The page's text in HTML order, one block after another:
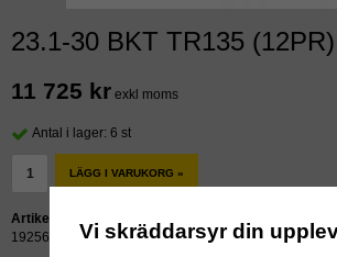
23.1-30 BKT TR135 (12PR)
11 725 kr exkl moms
Antal i lager: 6 st
LÄGG I VARUKORG »
Artikelnummer:
19256
Vi skräddarsyr din